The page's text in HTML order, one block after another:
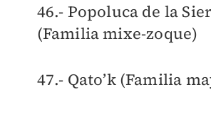
46.- Popoluca de la
(Familia mixe-zoque)
47.- Qato’k (Familia